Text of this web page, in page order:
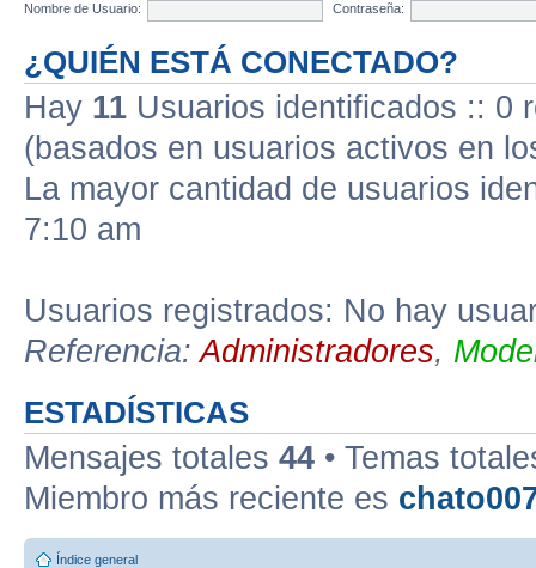
Nombre de Usuario:
Contraseña:
¿QUIÉN ESTÁ CONECTADO?
Hay 11 Usuarios identificados :: 0
(basados en usuarios activos en
La mayor cantidad de usuarios
7:10 am
Usuarios registrados: No hay
Referencia:Administradores,
ESTADÍSTICAS
Mensajes totales 44 • Temas
Miembro más reciente es
Índice general